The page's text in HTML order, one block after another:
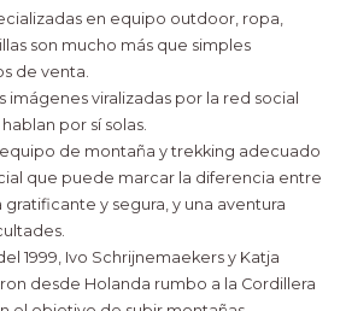
en equipo outdoor, ropa,
son mucho más que simples
de venta.
imágenes viralizadas por la red social
por sí solas.
de montaña y trekking adecuado
que puede marcar la diferencia entre
y segura, y una aventura
1999, Ivo Schrijnemaekers y Katja
desde Holanda rumbo a la Cordillera